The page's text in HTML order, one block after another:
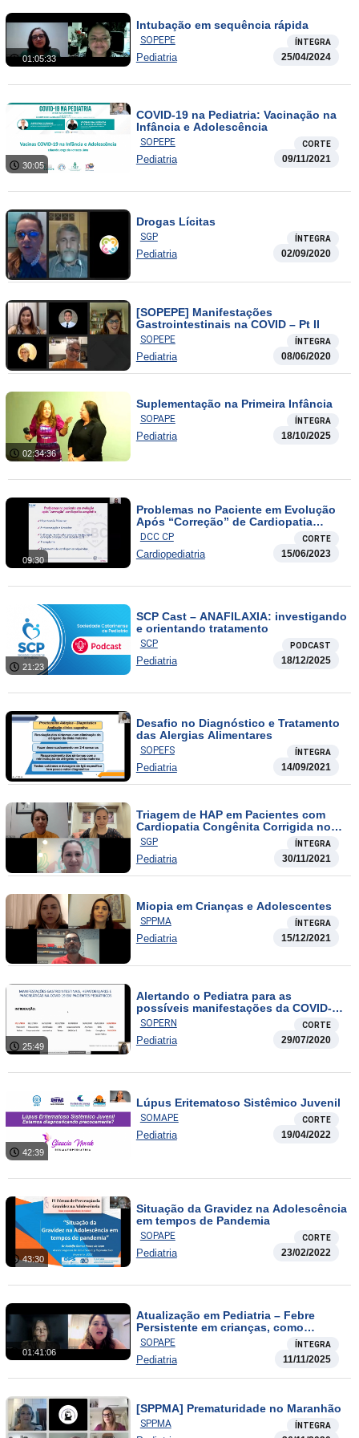
01:05:33
Intubação em sequência rápida
SOPEPE ÍNTEGRA
Pediatria 25/04/2024
30:05
COVID-19 na Pediatria: Vacinação na
Infância e Adolescência
SOPEPE CORTE
Pediatria 09/11/2021
Drogas Lícitas
SGP ÍNTEGRA
Pediatria 02/09/2020
[SOPEPE] Manifestações
Gastrointestinais na COVID – Pt II
SOPEPE ÍNTEGRA
Pediatria 08/06/2020
02:34:36
Suplementação na Primeira Infância
SOPAPE ÍNTEGRA
Pediatria 18/10/2025
09:30
Problemas no Paciente em Evolução
Após “Correção” de Cardiopatia
Congênita
DCC CP CORTE
Cardiopediatria 15/06/2023
21:23
SCP Cast – ANAFILAXIA: investigando
e orientando tratamento
SCP PODCAST
Pediatria 18/12/2025
Desafio no Diagnóstico e Tratamento
das Alergias Alimentares
SOPEFS ÍNTEGRA
Pediatria 14/09/2021
Triagem de HAP em Pacientes com
Cardiopatia Congênita Corrigida no
Pós-cirurgico
SGP ÍNTEGRA
Pediatria 30/11/2021
Miopia em Crianças e Adolescentes
SPPMA ÍNTEGRA
Pediatria 15/12/2021
25:49
Alertando o Pediatra para as
possíveis manifestações da COVID-19
nas crianças – Manifestações
gastrointestinais, hepatobiliares e
pancreáticas na covid 19 em
SOPERN CORTE
Pediatria 29/07/2020
42:39
Lúpus Eritematoso Sistêmico Juvenil
SOMAPE CORTE
Pediatria 19/04/2022
43:30
Situação da Gravidez na Adolescência
em tempos de Pandemia
SOPAPE CORTE
Pediatria 23/02/2022
01:41:06
Atualização em Pediatria – Febre
Persistente em crianças, como
investigar?
SOPAPE ÍNTEGRA
Pediatria 11/11/2025
[SPPMA] Prematuridade no Maranhão
SPPMA ÍNTEGRA